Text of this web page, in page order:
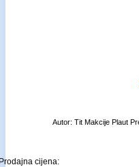
Autor: Tit Makcije Plaut
cijena: